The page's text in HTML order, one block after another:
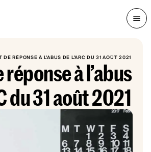
DE RÉPONSE À L’ABUS DE L’ARC DU 31 AOÛT 2021
à l’abus
du 31 août 2021